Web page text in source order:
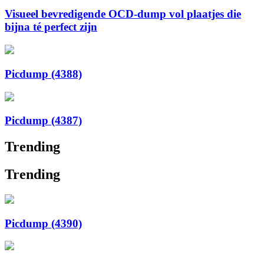
Visueel bevredigende OCD-dump vol plaatjes die
bijna té perfect zijn
Picdump (4388)
Picdump (4387)
Trending
Trending
Picdump (4390)